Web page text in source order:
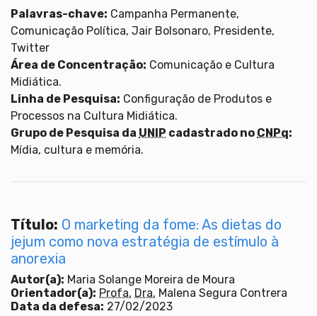
Palavras-chave: Campanha Permanente,
Comunicação Política, Jair Bolsonaro, Presidente,
Twitter
Área de Concentração: Comunicação e Cultura
Midiática.
Linha de Pesquisa: Configuração de Produtos e
Processos na Cultura Midiática.
Grupo de Pesquisa da UNIP cadastrado no CNPq:
Mídia, cultura e memória.
Título: O marketing da fome: As dietas do
jejum como nova estratégia de estímulo à
anorexia
Autor(a): Maria Solange Moreira de Moura
Orientador(a): Profa. Dra. Malena Segura Contrera
Data da defesa: 27/02/2023